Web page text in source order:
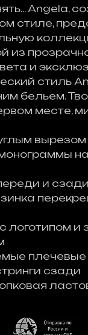
Angela,
стиле,
из
и
стиль
бельем.
месте,
вырезом
и сзади
логотипом и
сзади